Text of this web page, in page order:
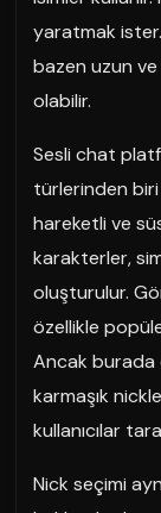
yaratmak
bazen uzun
olabilir.
Sesli chat
türlerinden biri
hareketli ve
karakterler,
oluşturulur.
özellikle
Ancak burada
karmaşık
kullanıcılar
Nick seçimi